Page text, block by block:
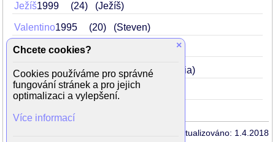
Ježíš1999 24 (Ježíš)
Valentino1995 20 (Steven)
Skrýš1995 20
Praštěná holka1995 20 (Elton Tiscia)
Grand Canyon1991 16 (Roberto)
Aktualizováno: 1.4.2018
×
Chcete cookies?
Cookies používáme pro správné
fungování stránek a pro jejich
optimalizaci a vylepšení.
Více informací